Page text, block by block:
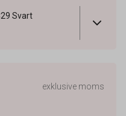
Svart
exklusive moms